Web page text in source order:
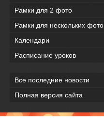
Рамки для 2 фото
Рамки для нескольких фото
Календари
Расписание уроков
Все последние новости
Полная версия сайта